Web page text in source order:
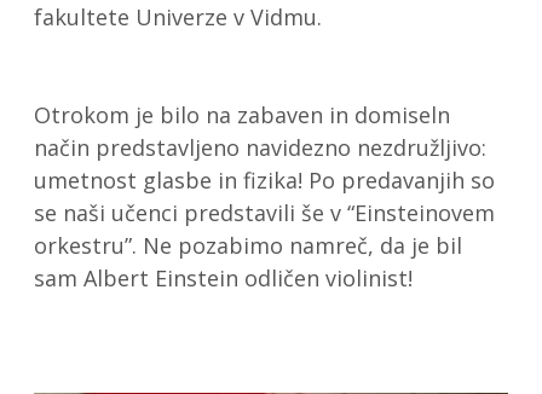
fakultete Univerze v Vidmu.
Otrokom je bilo na zabaven in domiseln
način predstavljeno navidezno nezdružljivo:
umetnost glasbe in fizika! Po predavanjih so
se naši učenci predstavili še v “Einsteinovem
orkestru”. Ne pozabimo namreč, da je bil
sam Albert Einstein odličen violinist!